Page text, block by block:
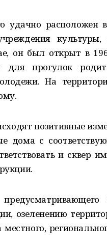
удачно расположен
культуры,
он был открыт в
прогулок
На
позитивные
дома с
и сквер
озеленению